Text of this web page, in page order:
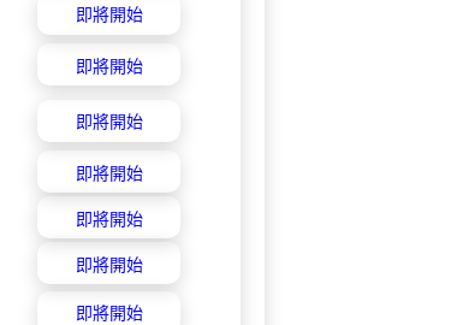
即將開始
即將開始
即將開始
即將開始
即將開始
即將開始
即將開始